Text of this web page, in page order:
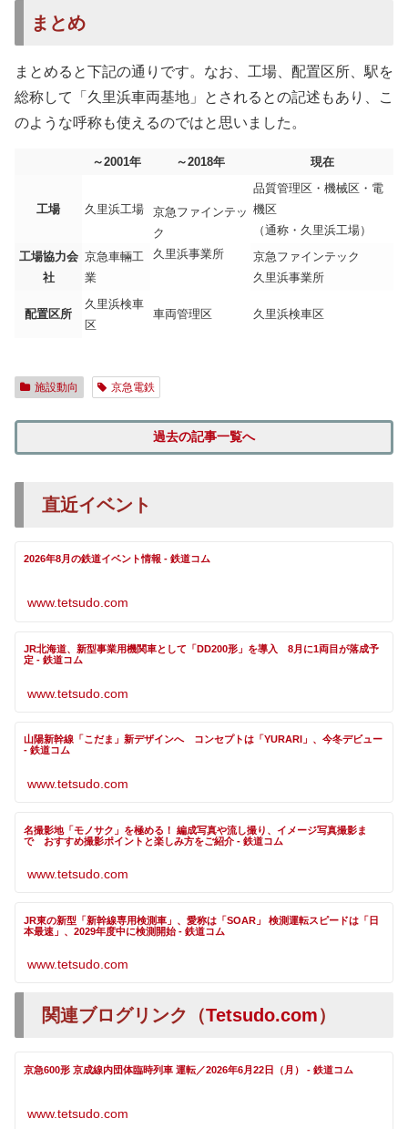
まとめ
まとめると下記の通りです。なお、工場、配置区所、駅を
総称して「久里浜車両基地」とされるとの記述もあり、こ
のような呼称も使えるのではと思いました。
～2001年 ～2018年 現在
工場 久里浜工場
京急ファインテッ
ク
久里浜事業所
品質管理区・機械区・電
機区
（通称・久里浜工場）
工場協力会
社
京急車輛工
業
京急ファインテック
久里浜事業所
配置区所
久里浜検車
区
車両管理区 久里浜検車区
施設動向 京急電鉄
過去の記事一覧へ
直近イベント
2026年8月の鉄道イベント情報 - 鉄道コム
www.tetsudo.com
JR北海道、新型事業用機関車として「DD200形」を導入 8月に1両目が落成予
定 - 鉄道コム
www.tetsudo.com
山陽新幹線「こだま」新デザインへ コンセプトは「YURARI」、今冬デビュー
- 鉄道コム
www.tetsudo.com
名撮影地「モノサク」を極める！ 編成写真や流し撮り、イメージ写真撮影ま
で おすすめ撮影ポイントと楽しみ方をご紹介 - 鉄道コム
www.tetsudo.com
JR東の新型「新幹線専用検測車」、愛称は「SOAR」 検測運転スピードは「日
本最速」、2029年度中に検測開始 - 鉄道コム
www.tetsudo.com
関連ブログリンク（Tetsudo.com）
京急600形 京成線内団体臨時列車 運転／2026年6月22日（月） - 鉄道コム
www.tetsudo.com